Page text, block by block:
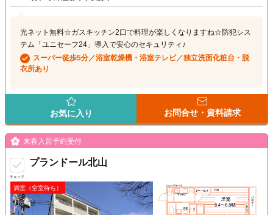
光ネット無料☆ガスキッチン2口で料理が楽しくなりますね☆防犯シス
テム「ユニセーフ24」導入で安心のセキュリティ♪
スーパー徒歩5分／浴室乾燥機・浴室テレビ／独立洗面化粧台・脱
衣所あり
お気に入り お問合せ・資料請求
チェック
来春入居予約受付
プランドール北山
満室（空室待ち）